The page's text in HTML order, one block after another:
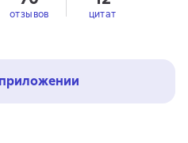
отзывов цитат